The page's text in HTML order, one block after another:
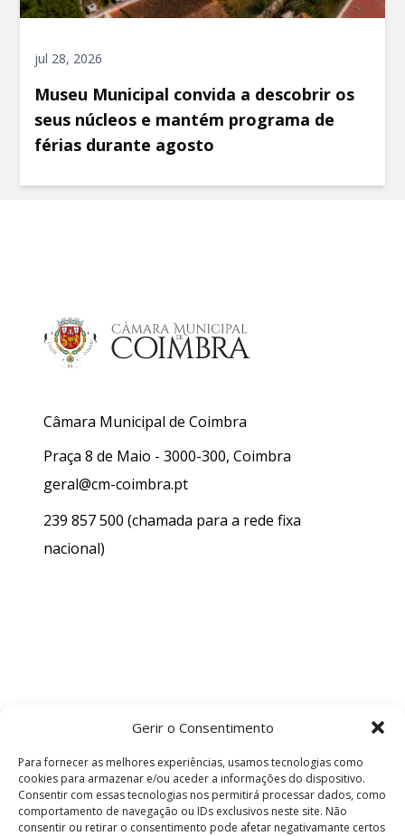
Gerir o Consentimento
Para fornecer as melhores experiências, usamos tecnologias como
cookies para armazenar e/ou aceder a informações do dispositivo.
Consentir com essas tecnologias nos permitirá processar dados, como
comportamento de navegação ou IDs exclusivos neste site. Não
consentir ou retirar o consentimento pode afetar negativamante certos
jul 28, 2026
Museu Municipal convida a descobrir os
seus núcleos e mantém programa de
férias durante agosto
Câmara Municipal de Coimbra
Praça 8 de Maio - 3000-300, Coimbra
geral@cm-coimbra.pt
239 857 500 (chamada para a rede fixa
nacional)